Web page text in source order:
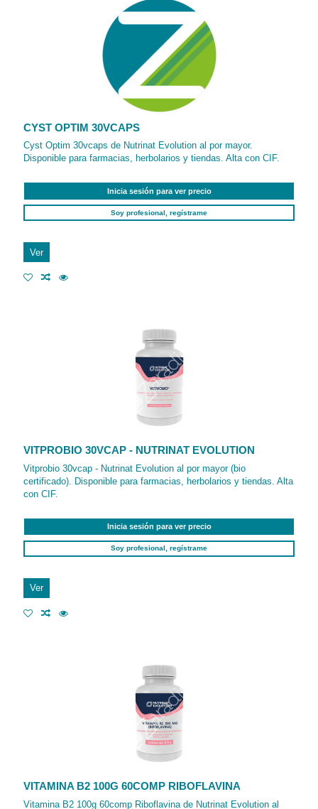
CYST OPTIM 30VCAPS
Cyst Optim 30vcaps de Nutrinat Evolution al por mayor.
Disponible para farmacias, herbolarios y tiendas. Alta con CIF.
Inicia sesión para ver precio
Soy profesional, regístrame
Ver
VITPROBIO 30VCAP - NUTRINAT EVOLUTION
Vitprobio 30vcap - Nutrinat Evolution al por mayor (bio
certificado). Disponible para farmacias, herbolarios y tiendas. Alta
con CIF.
Inicia sesión para ver precio
Soy profesional, regístrame
Ver
VITAMINA B2 100G 60COMP RIBOFLAVINA
Vitamina B2 100g 60comp Riboflavina de Nutrinat Evolution al